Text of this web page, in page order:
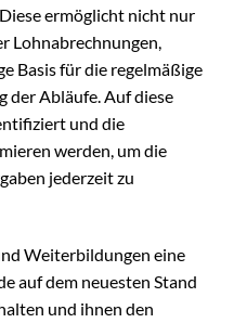
ermöglicht nicht nur
Lohnabrechnungen,
Basis für die regelmäßige
der Abläufe. Auf diese
und die
werden, um die
jederzeit zu
Weiterbildungen eine
auf dem neuesten Stand
und ihnen den